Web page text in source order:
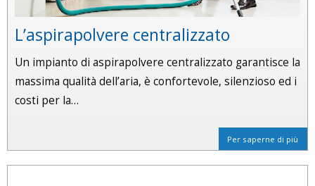
L’aspirapolvere centralizzato
Un impianto di aspirapolvere centralizzato garantisce la
massima qualità dell’aria, è confortevole, silenzioso ed i
costi per la…
Per saperne di più